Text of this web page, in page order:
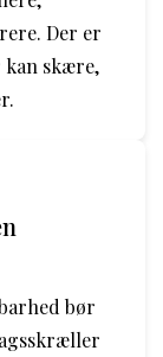
Der er
skære,
bør